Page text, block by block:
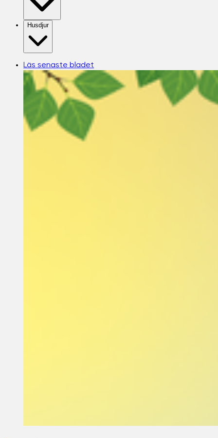
Husdjur
Läs senaste bladet